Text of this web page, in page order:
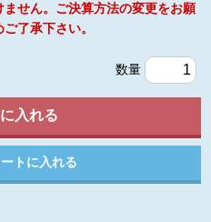
せん。ご決算方法の変更をお願
了承下さい。
数量